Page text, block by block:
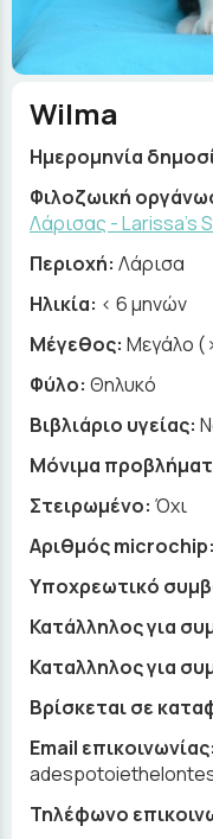
Wilma
Ημερομηνία
Φιλοζωική
Λάρισας - Larissa's
Περιοχή: Λάρισα
Ηλικία: < 6 μηνών
Μέγεθος: Μεγάλο
Φύλο: Θηλυκό
Βιβλιάριο υγείας:
Μόνιμα
Στειρωμένο: Όχι
Αριθμός microchip:
Υποχρεωτικό
Κατάλληλος για
Καταλληλος για
Βρίσκεται σε
Email επικοινωνίας:
Τηλέφωνο